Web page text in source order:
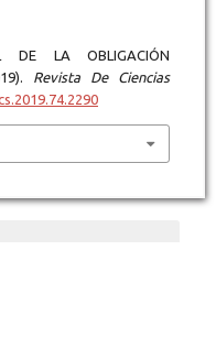
DE LA OBLIGACIÓN
Revista De Ciencias